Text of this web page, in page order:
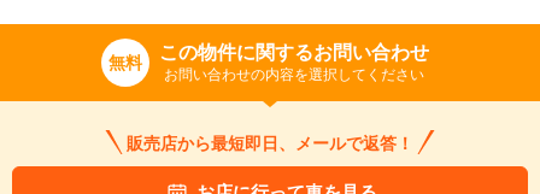
無料 この物件に関するお問い合わせ
お問い合わせの内容を選択してください
販売店から最短即日、メールで返答！